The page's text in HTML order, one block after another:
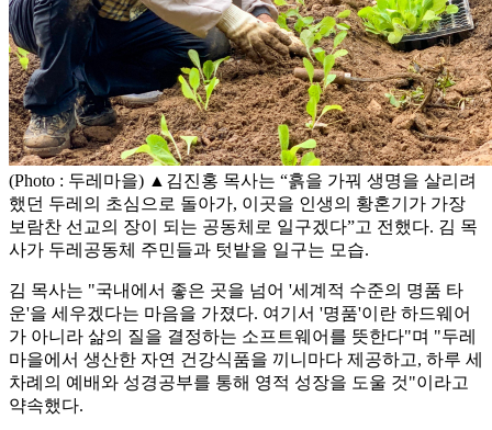
(Photo : 두레마을) ▲김진홍 목사는 “흙을 가꿔 생명을 살리려
했던 두레의 초심으로 돌아가, 이곳을 인생의 황혼기가 가장
보람찬 선교의 장이 되는 공동체로 일구겠다”고 전했다. 김 목
사가 두레공동체 주민들과 텃밭을 일구는 모습.
김 목사는 "국내에서 좋은 곳을 넘어 '세계적 수준의 명품 타
운'을 세우겠다는 마음을 가졌다. 여기서 '명품'이란 하드웨어
가 아니라 삶의 질을 결정하는 소프트웨어를 뜻한다"며 "두레
마을에서 생산한 자연 건강식품을 끼니마다 제공하고, 하루 세
차례의 예배와 성경공부를 통해 영적 성장을 도울 것"이라고
약속했다.